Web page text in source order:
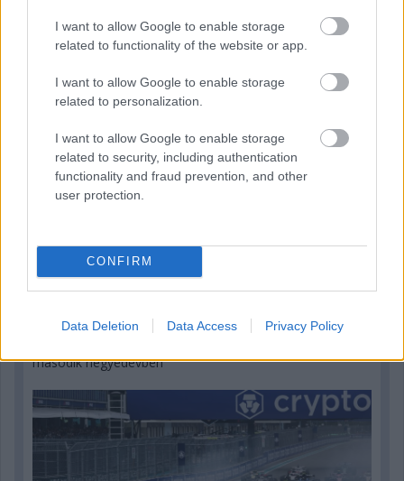
I want to allow Google to enable storage
related to functionality of the website or app.
I want to allow Google to enable storage
related to personalization.
I want to allow Google to enable storage
related to security, including authentication
functionality and fraud prevention, and other
user protection.
CONFIRM
Data Deletion Data Access Privacy Policy
Bullhoz?
második negyedévben